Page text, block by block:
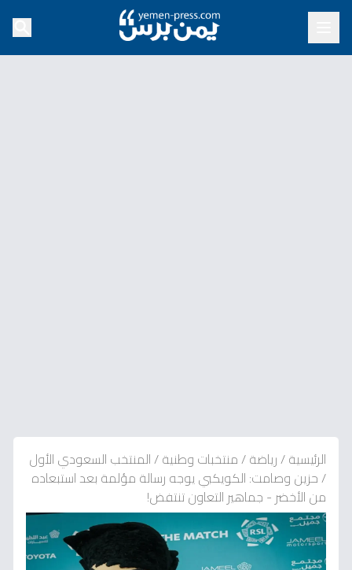
الرئيسية/رياضة/منتخبات وطنية/المنتخب السعودي الأول
/حزين وصامت: الكويكبي يوجه رسالة مؤلمة بعد استبعاده
من الأخضر - جماهير التعاون تنتفض!